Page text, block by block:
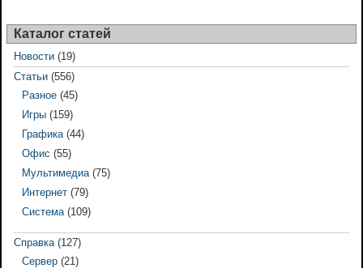
Каталог статей
Новости (19)
Статьи (556)
Разное (45)
Игры (159)
Графика(44)
Офис (55)
Мультимедиа(75)
Интернет (79)
Система(109)
Справка(127)
Сервер (21)